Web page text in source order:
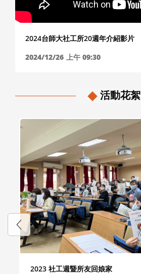
活動花絮
2023 社工週暨所友回娘家
2024台師大社工所20週年介紹影片
2024/12/26 上午 09:30